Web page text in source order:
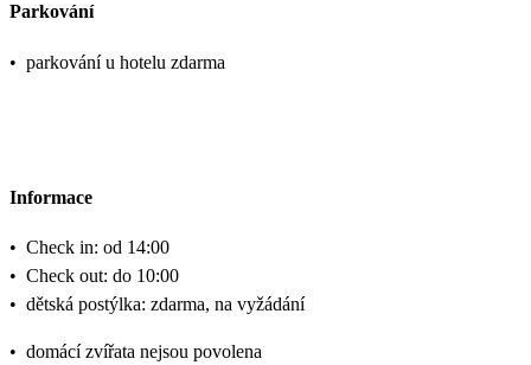
Parkování
• parkování u hotelu zdarma
Informace
• Check in: od 14:00
• Check out: do 10:00
• dětská postýlka: zdarma, na vyžádání
• domácí zvířata nejsou povolena